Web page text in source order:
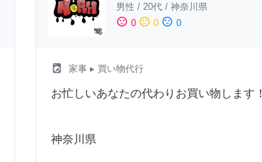
男性 / 20代/ 神奈川県
sentiment_satisfied 0 sentiment_neutral 0 sentiment_dissatisfied 0
local_laundry_service 家事▸ 買い物代行
お忙しいあなたの代わりお買い物します！
神奈川県